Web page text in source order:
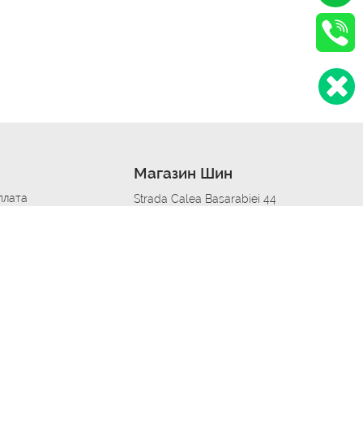
Магазин Шин
Strada Calea Basarabiei 44